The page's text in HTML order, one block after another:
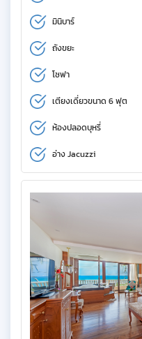
มินิบาร์
ถังขยะ
โซฟา
เตียงเดี่ยวขนาด 6 ฟุต
ห้องปลอดบุหรี่
อ่าง Jacuzzi